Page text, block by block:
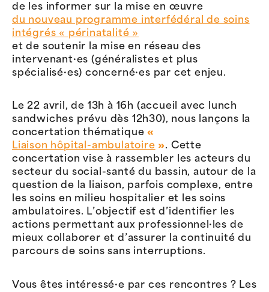
de les informer sur la mise en œuvre
du nouveau programme interfédéral de soins
intégrés « périnatalité »
et de soutenir la mise en réseau des
intervenant·es (généralistes et plus
spécialisé·es) concerné·es par cet enjeu.
Le 22 avril, de 13h à 16h (accueil avec lunch
sandwiches prévu dès 12h30), nous lançons la
concertation thématique«
Liaison hôpital-ambulatoire ». Cette
concertation vise à rassembler les acteurs du
secteur du social-santé du bassin, autour de la
question de la liaison, parfois complexe, entre
les soins en milieu hospitalier et les soins
ambulatoires. L’objectif est d’identifier les
actions permettant aux professionnel·les de
mieux collaborer et d’assurer la continuité du
parcours de soins sans interruptions.
Vous êtes intéressé·e par ces rencontres ? Les